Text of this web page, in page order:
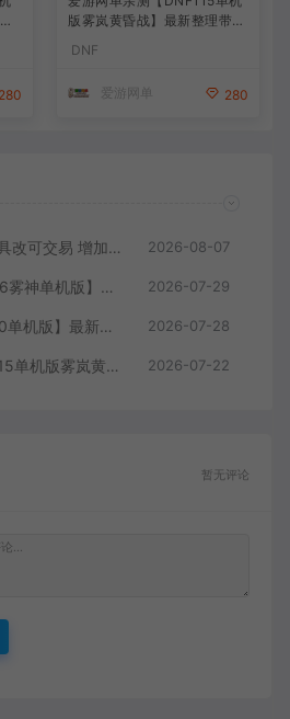
280
版雾岚黄昏战】最新整理带魔
鬼剑女格斗新模型 美神 雾岚
机一键端 视频安装教学
DNF
爱游网单 280
更新1.2版 侍魂武器防具改可交易 增加掉落和在线奖励 DNF70星月侍魂联机版 新版技能 丰富异次元技能装备词条 护石 辟邪玉 皮肤外观 BUFF技能徽章 史诗装备特效徽章 技能宝珠等 在线点 装备靠爆 2026-08-07
爱游网单亲测【DNF86雾神单机版】最新整理宽屏 带内辅便捷 新技能 界面UI 大冰龙 新深渊副本 技能护石 虚拟机一键端 视频安装教学 2026-07-29
爱游网单亲测【DNF70单机版】最新整理超神70微变 魂图 异界 安图恩 四小龙 镶嵌 内辅 异次元护石宝珠 未加密PVF虚拟机一键端 视频安装教学 2026-07-28
爱游网单亲测【DNF115单机版雾岚黄昏战】最新整理带魔枪三职业 女鬼剑 女圣职者 男鬼剑女格斗新模型 美神 雾岚副本 太初装备 快捷内辅 虚拟机一键端 视频安装教学 2026-07-22
暂无评论